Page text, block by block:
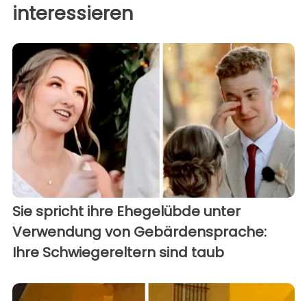
interessieren
Sie spricht ihre Ehegelübde unter
Verwendung von Gebärdensprache:
Ihre Schwiegereltern sind taub